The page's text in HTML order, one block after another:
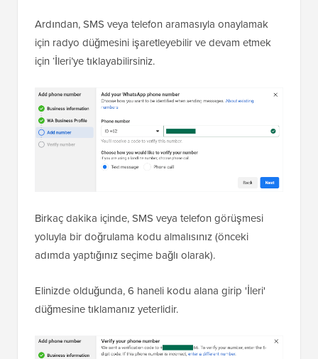
Ardından, SMS veya telefon aramasıyla onaylamak
için radyo düğmesini işaretleyebilir ve devam etmek
için ‘İleri’ye tıklayabilirsiniz.
Birkaç dakika içinde, SMS veya telefon görüşmesi
yoluyla bir doğrulama kodu almalısınız (önceki
adımda yaptığınız seçime bağlı olarak).
Elinizde olduğunda, 6 haneli kodu alana girip 'İleri'
düğmesine tıklamanız yeterlidir.